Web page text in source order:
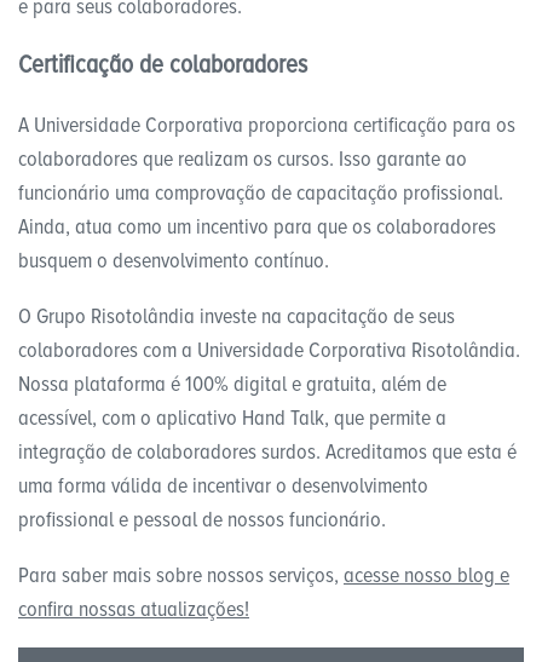
e para seus colaboradores.
Certificação de colaboradores
A Universidade Corporativa proporciona certificação para os
colaboradores que realizam os cursos. Isso garante ao
funcionário uma comprovação de capacitação profissional.
Ainda, atua como um incentivo para que os colaboradores
busquem o desenvolvimento contínuo.
O Grupo Risotolândia investe na capacitação de seus
colaboradores com a Universidade Corporativa Risotolândia.
Nossa plataforma é 100% digital e gratuita, além de
acessível, com o aplicativo Hand Talk, que permite a
integração de colaboradores surdos. Acreditamos que esta é
uma forma válida de incentivar o desenvolvimento
profissional e pessoal de nossos funcionário.
Para saber mais sobre nossos serviços, acesse nosso blog e
confira nossas atualizações!